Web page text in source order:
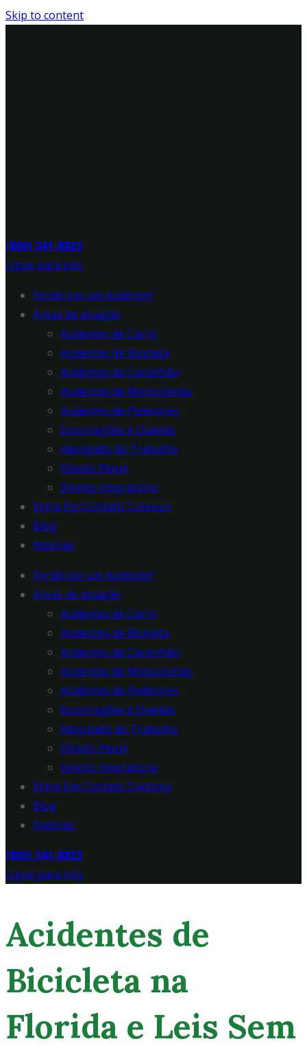
Skip to content
(800) 341-8823
Ligue para nós
Ferido em um Acidente?
Áreas de atuação
Acidentes de Carro
Acidentes de Bicicleta
Acidentes de Caminhão
Acidentes de Motocicletas
Acidentes de Pedestres
Escorregões e Quedas
Advogado do Trabalho
Direito Penal
Direito Imigratório
Entre Em Contato Conosco
Blog
Notícias
Ferido em um Acidente?
Áreas de atuação
Acidentes de Carro
Acidentes de Bicicleta
Acidentes de Caminhão
Acidentes de Motocicletas
Acidentes de Pedestres
Escorregões e Quedas
Advogado do Trabalho
Direito Penal
Direito Imigratório
Entre Em Contato Conosco
Blog
Notícias
(800) 341-8823
Ligue para nós
Acidentes de
Bicicleta na
Florida e Leis Sem